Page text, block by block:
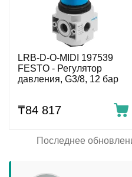
LRB-D-O-MIDI 197539
FESTO - Регулятор
давления, G3/8, 12 бар
₸84 817
Последнее